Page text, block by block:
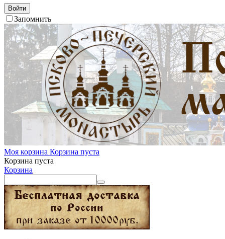
Войти
Запомнить
Моя корзина Корзина пуста
Корзина пуста
Корзина